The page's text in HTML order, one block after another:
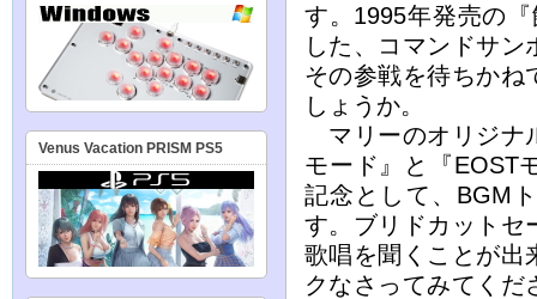
す。1995年発売の
した、コマンドサ
その参戦を待ちかね
しょうか。
マリーのオリジナ
モード』と『EOST
記念として、BGM
す。ブリドカットセ
歌唱を聞くことが出
クなさってみてくだ
Venus Vacation PRISM PS5